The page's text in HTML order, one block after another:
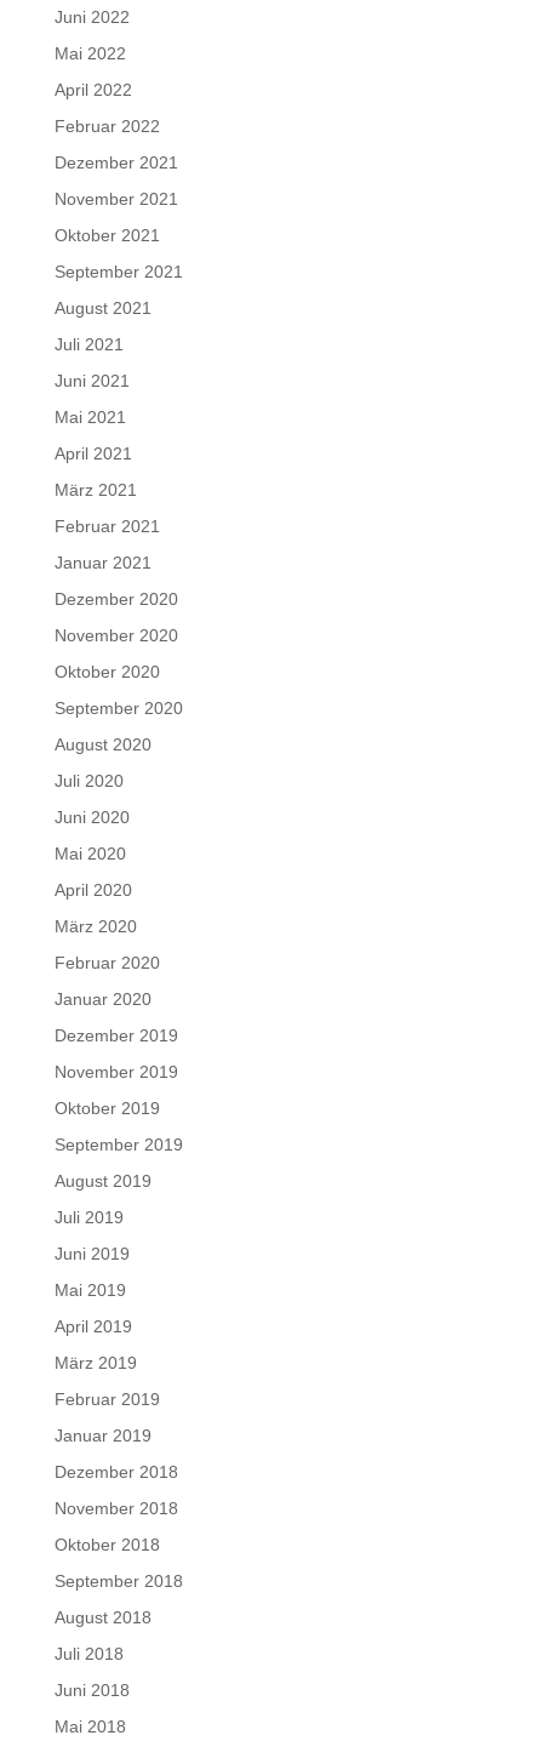
Juni 2022
Mai 2022
April 2022
Februar 2022
Dezember 2021
November 2021
Oktober 2021
September 2021
August 2021
Juli 2021
Juni 2021
Mai 2021
April 2021
März 2021
Februar 2021
Januar 2021
Dezember 2020
November 2020
Oktober 2020
September 2020
August 2020
Juli 2020
Juni 2020
Mai 2020
April 2020
März 2020
Februar 2020
Januar 2020
Dezember 2019
November 2019
Oktober 2019
September 2019
August 2019
Juli 2019
Juni 2019
Mai 2019
April 2019
März 2019
Februar 2019
Januar 2019
Dezember 2018
November 2018
Oktober 2018
September 2018
August 2018
Juli 2018
Juni 2018
Mai 2018